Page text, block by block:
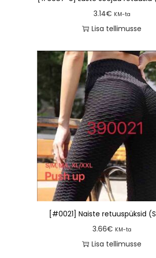
3.14€ KM-ta
Lisa tellimusse
[#0021] Naiste retuuspüksid
3.66€ KM-ta
Lisa tellimusse